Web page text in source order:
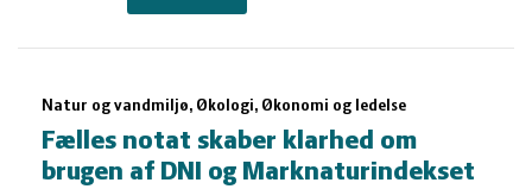
vandmiljø
Økologi
Økonomi
ledelse
dyr
Søgeresultater
Natur og vandmiljø, Økologi, Økonomi og ledelse
Fælles notat skaber klarhed om
brugen af DNI og Marknaturindekset